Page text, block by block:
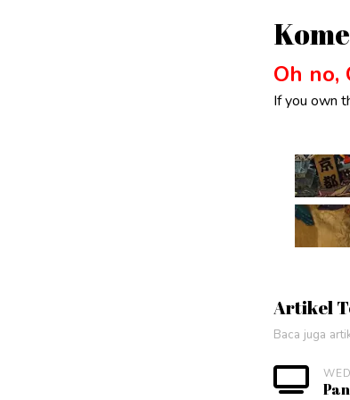
Oh no,
If you own
Artikel
Baca juga